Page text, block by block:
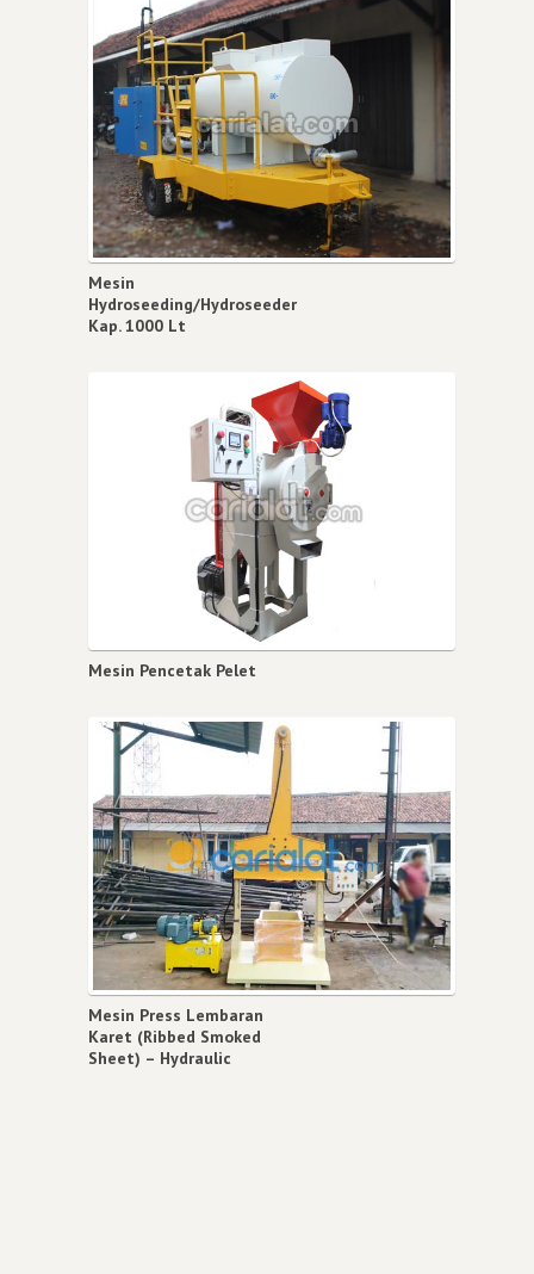
Mesin
Hydroseeding/Hydroseeder
Kap. 1000 Lt
Mesin Pencetak Pelet
Mesin Press Lembaran
Karet (Ribbed Smoked
Sheet) – Hydraulic